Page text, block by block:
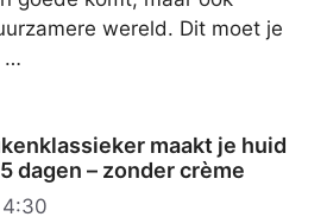
wereld. Dit moet je
…
maakt je huid
dagen – zonder crème